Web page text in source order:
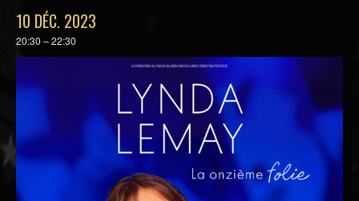
10 DÉC. 2023
20:30 – 22:30